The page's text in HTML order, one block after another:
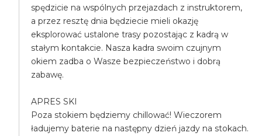
spędzicie na wspólnych przejazdach z instruktorem,
a przez resztę dnia będziecie mieli okazję
eksplorować ustalone trasy pozostając z kadrą w
stałym kontakcie. Nasza kadra swoim czujnym
okiem zadba o Wasze bezpieczeństwo i dobrą
zabawę.
APRES SKI
Poza stokiem będziemy chillować! Wieczorem
ładujemy baterie na następny dzień jazdy na stokach.